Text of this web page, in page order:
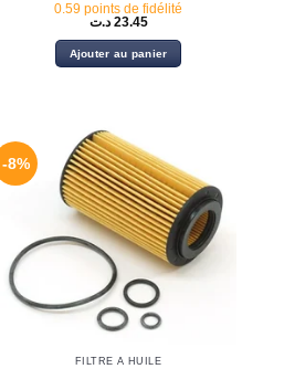
0.59 points de fidélité
23.45 د.ت
Ajouter au panier
-8%
FILTRE À HUILE